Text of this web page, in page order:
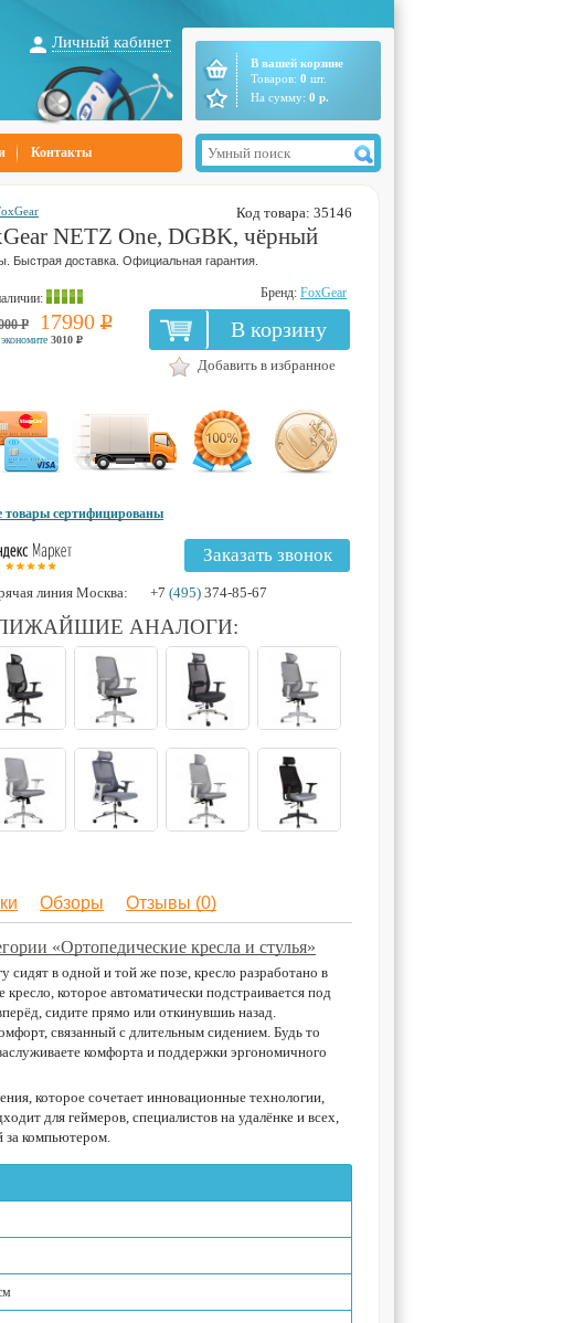
Личный кабинет
В вашей корзине
Товаров: 0 шт.
На сумму: 0 р.
Контакты
Код товара: 35146
NETZ One, DGBK, чёрный
доставка. Официальная гарантия.
: Бренд: FoxGear
Р 17990 Р
3010 Р В корзину
Добавить в избранное
товары сертифицированы
Заказать звонок
линия Москва: +7 (495) 374-85-67
АНАЛОГИ:
Обзоры Отзывы (0)
«Ортопедические кресла и стулья»
в одной и той же позе, кресло разработано в
которое автоматически подстраивается под
сидите прямо или откинувшиь назад.
связанный с длительным сидением. Будь то
комфорта и поддержки эргономичного
которое сочетает инновационные технологии,
для геймеров, специалистов на удалёнке и всех,
за компьютером.